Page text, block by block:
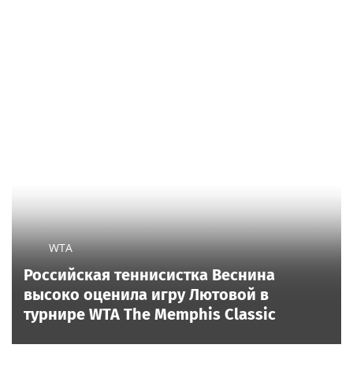
WTA
Российская теннисистка Веснина
высоко оценила игру Лютовой в
турнире WTA The Memphis Classic